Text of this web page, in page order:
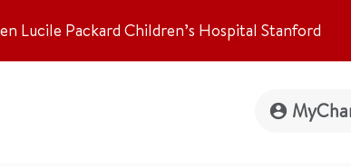
en Lucile Packard Children’s Hospital Stanford